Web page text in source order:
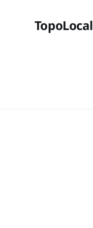
TopoLocal